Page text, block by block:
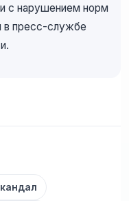
с нарушением норм
в пресс-службе